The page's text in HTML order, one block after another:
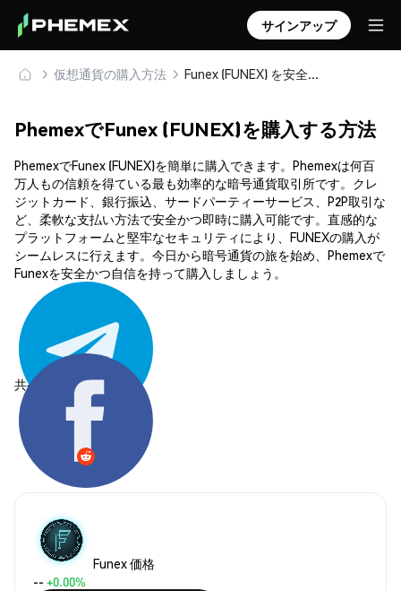
サインアップ
仮想通貨の購入方法 Funex (FUNEX) を安全に購入・保管
PhemexでFunex (FUNEX)を購入する方法
PhemexでFunex (FUNEX)を簡単に購入できます。Phemexは何百
万人もの信頼を得ている最も効率的な暗号通貨取引所です。クレ
ジットカード、銀行振込、サードパーティーサービス、P2P取引な
ど、柔軟な支払い方法で安全かつ即時に購入可能です。直感的な
プラットフォームと堅牢なセキュリティにより、FUNEXの購入が
シームレスに行えます。今日から暗号通貨の旅を始め、Phemexで
Funexを安全かつ自信を持って購入しましょう。
共有する:
Funex 価格
-- +0.00%